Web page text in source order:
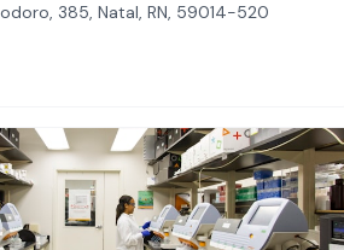
385, Natal, RN, 59014-520